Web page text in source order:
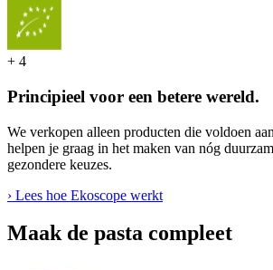
+ 4
Principieel voor een betere wereld.
We verkopen alleen producten die voldoen
helpen je graag in het maken van nóg
gezondere keuzes.
› Lees hoe Ekoscope werkt
Maak de pasta compleet